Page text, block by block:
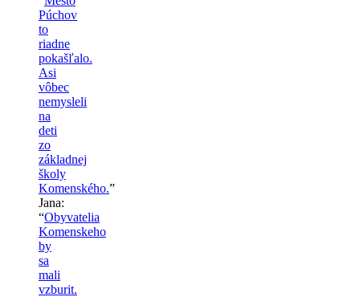
Púchov
to
riadne
pokašľalo.
Asi
vôbec
nemysleli
na
deti
zo
základnej
školy
Komenského.”
Jana:
“Obyvatelia
Komenskeho
by
sa
mali
vzburit.